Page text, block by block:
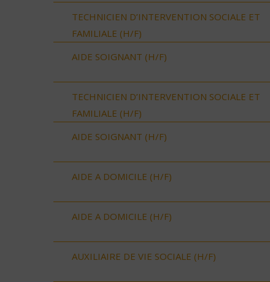
TECHNICIEN D’INTERVENTION SOCIALE ET
FAMILIALE (H/F)
AIDE SOIGNANT (H/F)
TECHNICIEN D’INTERVENTION SOCIALE ET
FAMILIALE (H/F)
AIDE SOIGNANT (H/F)
AIDE A DOMICILE (H/F)
AIDE A DOMICILE (H/F)
AUXILIAIRE DE VIE SOCIALE (H/F)